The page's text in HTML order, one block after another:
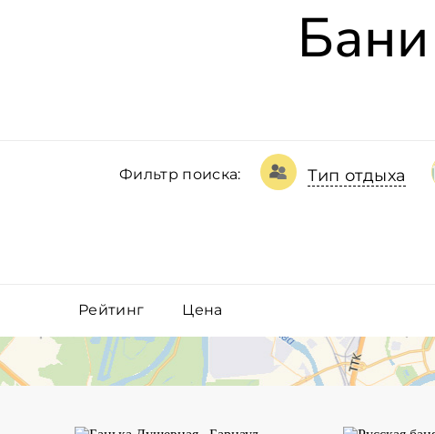
Фильтр поиска: Тип отдыха
Рейтинг Цена